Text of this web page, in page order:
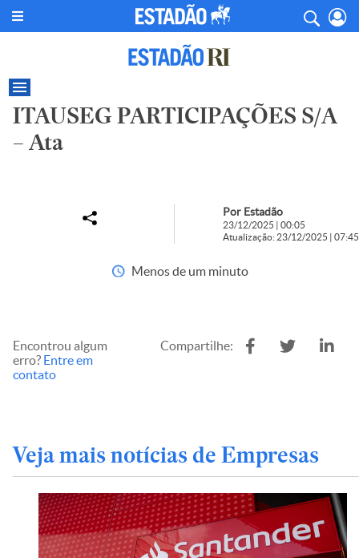
ITAUSEG PARTICIPAÇÕES S/A
– Ata
Por Estadão
23/12/2025 | 00:05
Atualização: 23/12/2025 | 07:45
Menos de um minuto
Encontrou algum
erro? Entre em
contato
Compartilhe:
Veja mais notícias de Empresas